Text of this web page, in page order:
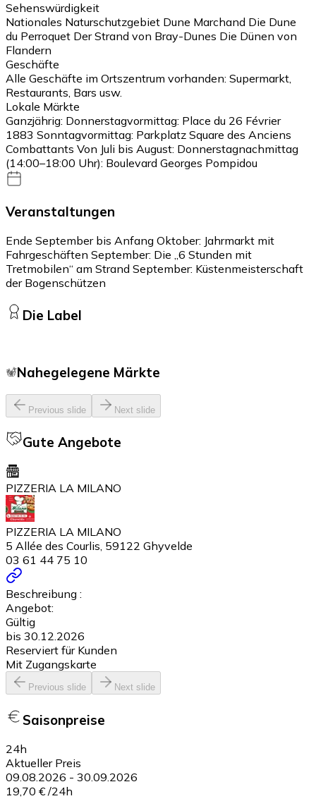
Sehenswürdigkeit
Nationales Naturschutzgebiet Dune Marchand Die Dune
du Perroquet Der Strand von Bray-Dunes Die Dünen von
Flandern
Geschäfte
Alle Geschäfte im Ortszentrum vorhanden: Supermarkt,
Restaurants, Bars usw.
Lokale Märkte
Ganzjährig: Donnerstagvormittag: Place du 26 Février
1883 Sonntagvormittag: Parkplatz Square des Anciens
Combattants Von Juli bis August: Donnerstagnachmittag
(14:00–18:00 Uhr): Boulevard Georges Pompidou
Veranstaltungen
Ende September bis Anfang Oktober: Jahrmarkt mit
Fahrgeschäften September: Die „6 Stunden mit
Tretmobilen“ am Strand September: Küstenmeisterschaft
der Bogenschützen
Die Label
Nahegelegene Märkte
Previous slide Next slide
Gute Angebote
PIZZERIA LA MILANO
PIZZERIA LA MILANO
5 Allée des Courlis, 59122 Ghyvelde
03 61 44 75 10
Beschreibung :
Angebot:
Gültig
bis 30.12.2026
Reserviert für Kunden
Mit Zugangskarte
Previous slide Next slide
Saisonpreise
24h
Aktueller Preis
09.08.2026 - 30.09.2026
19,70 € /24h